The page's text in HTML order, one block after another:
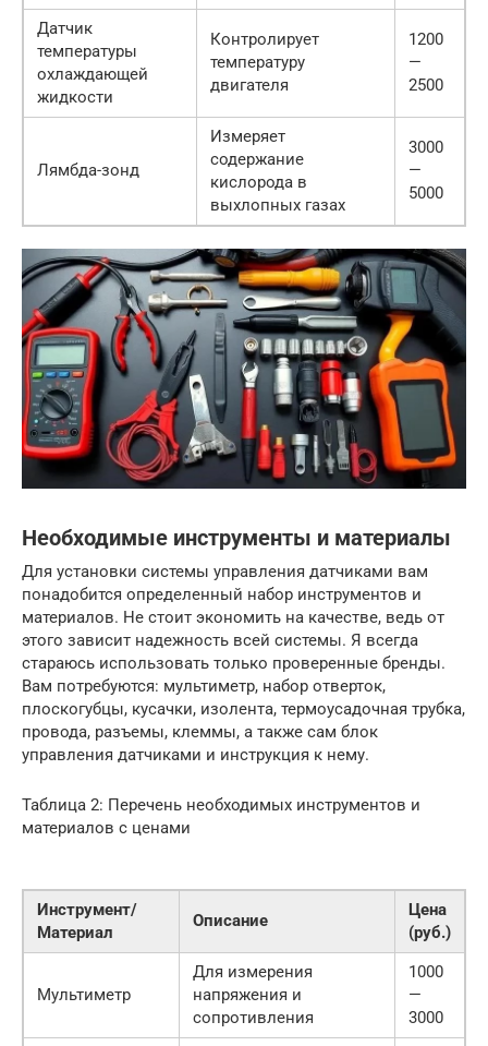
Датчик
температуры
охлаждающей
жидкости
Контролирует
температуру
двигателя
1200
—
2500
Лямбда-зонд
Измеряет
содержание
кислорода в
выхлопных газах
3000
—
5000
Необходимые инструменты и материалы
Для установки системы управления датчиками вам
понадобится определенный набор инструментов и
материалов. Не стоит экономить на качестве, ведь от
этого зависит надежность всей системы. Я всегда
стараюсь использовать только проверенные бренды.
Вам потребуются: мультиметр, набор отверток,
плоскогубцы, кусачки, изолента, термоусадочная трубка,
провода, разъемы, клеммы, а также сам блок
управления датчиками и инструкция к нему.
Таблица 2: Перечень необходимых инструментов и
материалов с ценами
Инструмент/
Материал
Описание
Цена
(руб.)
Мультиметр
Для измерения
напряжения и
сопротивления
1000
—
3000